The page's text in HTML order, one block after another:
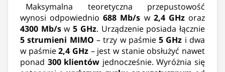
Maksymalna teoretyczna przepustowość
wynosi odpowiednio688 Mb/s w 2,4 GHzoraz
4300 Mb/sw5 GHz. Urządzenie posiada łącznie
5 strumieni MIMO – trzy w paśmie5 GHz i dwa
w paśmie2,4 GHz – jest w stanie obsłużyć nawet
ponad 300 klientów jednocześnie. Wyróżnia się